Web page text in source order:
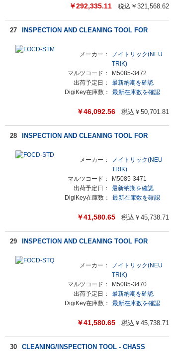
￥292,335.11 税込￥ 321,568.62
27 INSPECTION AND CLEANING TOOL FOR
メーカー：
ノイトリック(NEU
TRIK)
マルツコード：
M5085-3472
出荷予定日：
最新納期を確認
DigiKey在庫数：
最新在庫数を確認
￥46,092.56 税込￥ 50,701.81
28 INSPECTION AND CLEANING TOOL FOR
メーカー：
ノイトリック(NEU
TRIK)
マルツコード：
M5085-3471
出荷予定日：
最新納期を確認
DigiKey在庫数：
最新在庫数を確認
￥41,580.65 税込￥ 45,738.71
29 INSPECTION AND CLEANING TOOL FOR
メーカー：
ノイトリック(NEU
TRIK)
マルツコード：
M5085-3470
出荷予定日：
最新納期を確認
DigiKey在庫数：
最新在庫数を確認
￥41,580.65 税込￥ 45,738.71
30 CLEANING/INSPECTION TOOL - CHASS